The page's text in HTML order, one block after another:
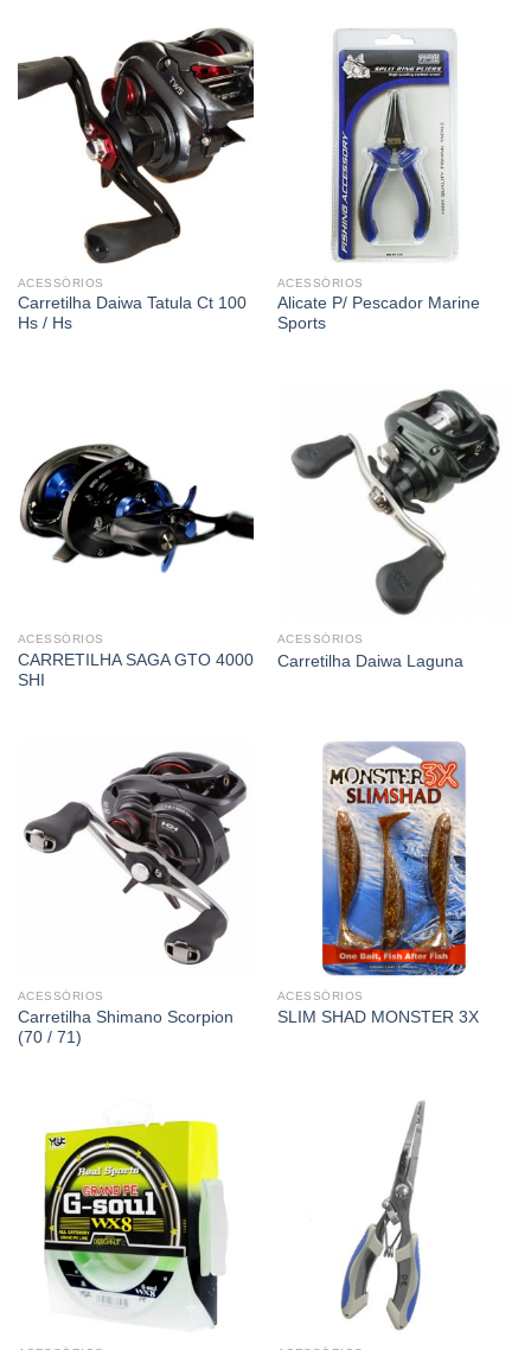
ACESSÓRIOS
Carretilha Daiwa Tatula Ct 100
Hs / Hs
ACESSÓRIOS
Alicate P/ Pescador Marine
Sports
ACESSÓRIOS
CARRETILHA SAGA GTO 4000
SHI
ACESSÓRIOS
Carretilha Daiwa Laguna
ACESSÓRIOS
Carretilha Shimano Scorpion
(70 / 71)
ACESSÓRIOS
SLIM SHAD MONSTER 3X